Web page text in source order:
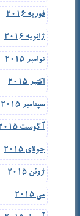
فوریه 2016
ژانویه 2016
نوامبر 2015
اکتبر 2015
سپتامبر 2015
آگوست 2015
جولای 2015
ژوئن 2015
می 2015